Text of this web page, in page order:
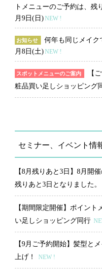
トメニューのご予約は、残
月9日(日) NEW !
お知らせ 何年も同じメイク
月8日(土) NEW !
スポットメニューのご案内
【
粧品買い足しショッピング
セミナー、イベント情
【8月残りあと3日】8月開
残りあと3日となりました。
【期間限定開催】ポイン
い足しショッピング同行
【9月ご予約開始】髪型と
上げ！
NEW !